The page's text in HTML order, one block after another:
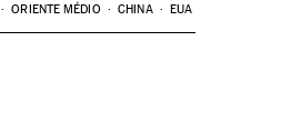
ORIENTE MÉDIO CHINA EUA